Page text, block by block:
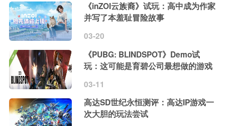
《inZOI云族裔》试玩：高中成为作家
并写了本羞耻冒险故事
03-20
《PUBG: BLINDSPOT》Demo试
玩：这可能是育碧公司最想做的游戏
03-11
高达SD世纪永恒测评：高达IP游戏一
次大胆的玩法尝试